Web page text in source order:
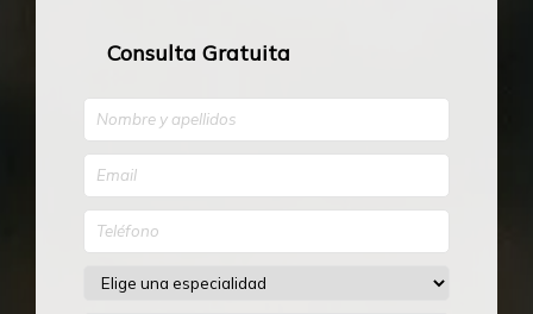
Consulta Gratuita